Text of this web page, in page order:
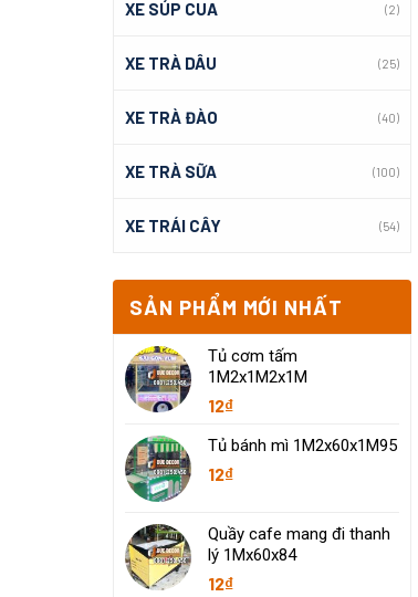
XE SÚP CUA (2)
XE TRÀ DÂU (25)
XE TRÀ ĐÀO (40)
XE TRÀ SỮA (100)
XE TRÁI CÂY (54)
SẢN PHẨM MỚI NHẤT
Tủ cơm tấm
1M2x1M2x1M
12₫
Tủ bánh mì 1M2x60x1M95
12₫
Quầy cafe mang đi thanh
lý 1Mx60x84
12₫